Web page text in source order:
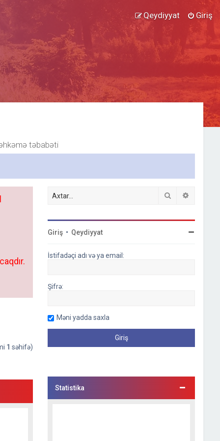
Giriş
Qeydiyyat
təbabəti
1 səhifə)
Axtar
Giriş • Qeydiyyat
İstifadəçi adı və ya email:
Şifrə:
Məni yadda saxla
Statistika